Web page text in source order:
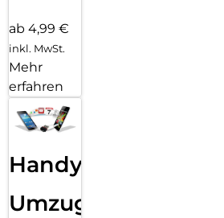
ab 4,99 €
inkl. MwSt.
Mehr
erfahren
Handy
Umzug